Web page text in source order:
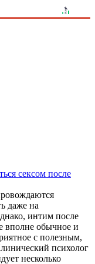
сексом после
даже на
интим после
вполне обычное и
с полезным,
психолог
несколько